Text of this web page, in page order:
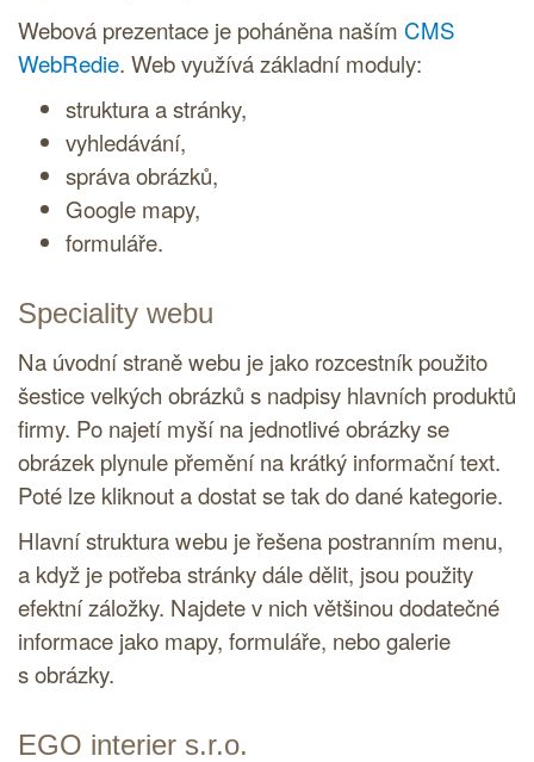
Webová prezentace je poháněna naším CMS
WebRedie. Web využívá základní moduly:
struktura a stránky,
vyhledávání,
správa obrázků,
Google mapy,
formuláře.
Speciality webu
Na úvodní straně webu je jako rozcestník použito
šestice velkých obrázků s nadpisy hlavních produktů
firmy. Po najetí myší na jednotlivé obrázky se
obrázek plynule přemění na krátký informační text.
Poté lze kliknout a dostat se tak do dané kategorie.
Hlavní struktura webu je řešena postranním menu,
a když je potřeba stránky dále dělit, jsou použity
efektní záložky. Najdete v nich většinou dodatečné
informace jako mapy, formuláře, nebo galerie
s obrázky.
EGO interier s.r.o.